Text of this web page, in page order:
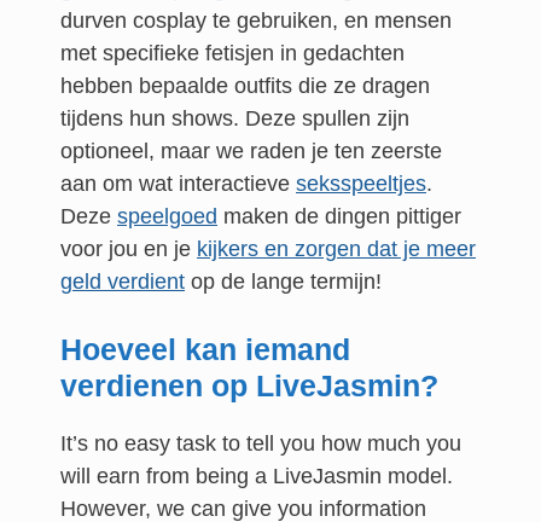
durven cosplay te gebruiken, en mensen
met specifieke fetisjen in gedachten
hebben bepaalde outfits die ze dragen
tijdens hun shows. Deze spullen zijn
optioneel, maar we raden je ten zeerste
aan om wat interactieve seksspeeltjes.
Deze speelgoed maken de dingen pittiger
voor jou en je kijkers en zorgen dat je meer
geld verdient op de lange termijn!
Hoeveel kan iemand
verdienen op LiveJasmin?
It’s no easy task to tell you how much you
will earn from being a LiveJasmin model.
However, we can give you information